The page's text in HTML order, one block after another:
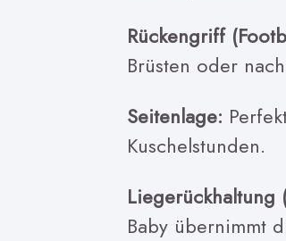
Rückengriff
Brüsten oder
Seitenlage:
Kuschelstunden.
Liegerückhaltung
Baby übernimmt